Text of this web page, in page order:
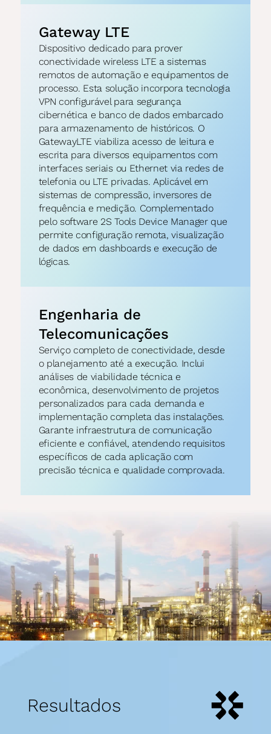
Gateway LTE
Dispositivo dedicado para prover
conectividade wireless LTE a sistemas
remotos de automação e equipamentos de
processo. Esta solução incorpora tecnologia
VPN configurável para segurança
cibernética e banco de dados embarcado
para armazenamento de históricos. O
GatewayLTE viabiliza acesso de leitura e
escrita para diversos equipamentos com
interfaces seriais ou Ethernet via redes de
telefonia ou LTE privadas. Aplicável em
sistemas de compressão, inversores de
frequência e medição. Complementado
pelo software 2S Tools Device Manager que
permite configuração remota, visualização
de dados em dashboards e execução de
lógicas.
Engenharia de
Telecomunicações
Serviço completo de conectividade, desde
o planejamento até a execução. Inclui
análises de viabilidade técnica e
econômica, desenvolvimento de projetos
personalizados para cada demanda e
implementação completa das instalações.
Garante infraestrutura de comunicação
eficiente e confiável, atendendo requisitos
específicos de cada aplicação com
precisão técnica e qualidade comprovada.
Resultados